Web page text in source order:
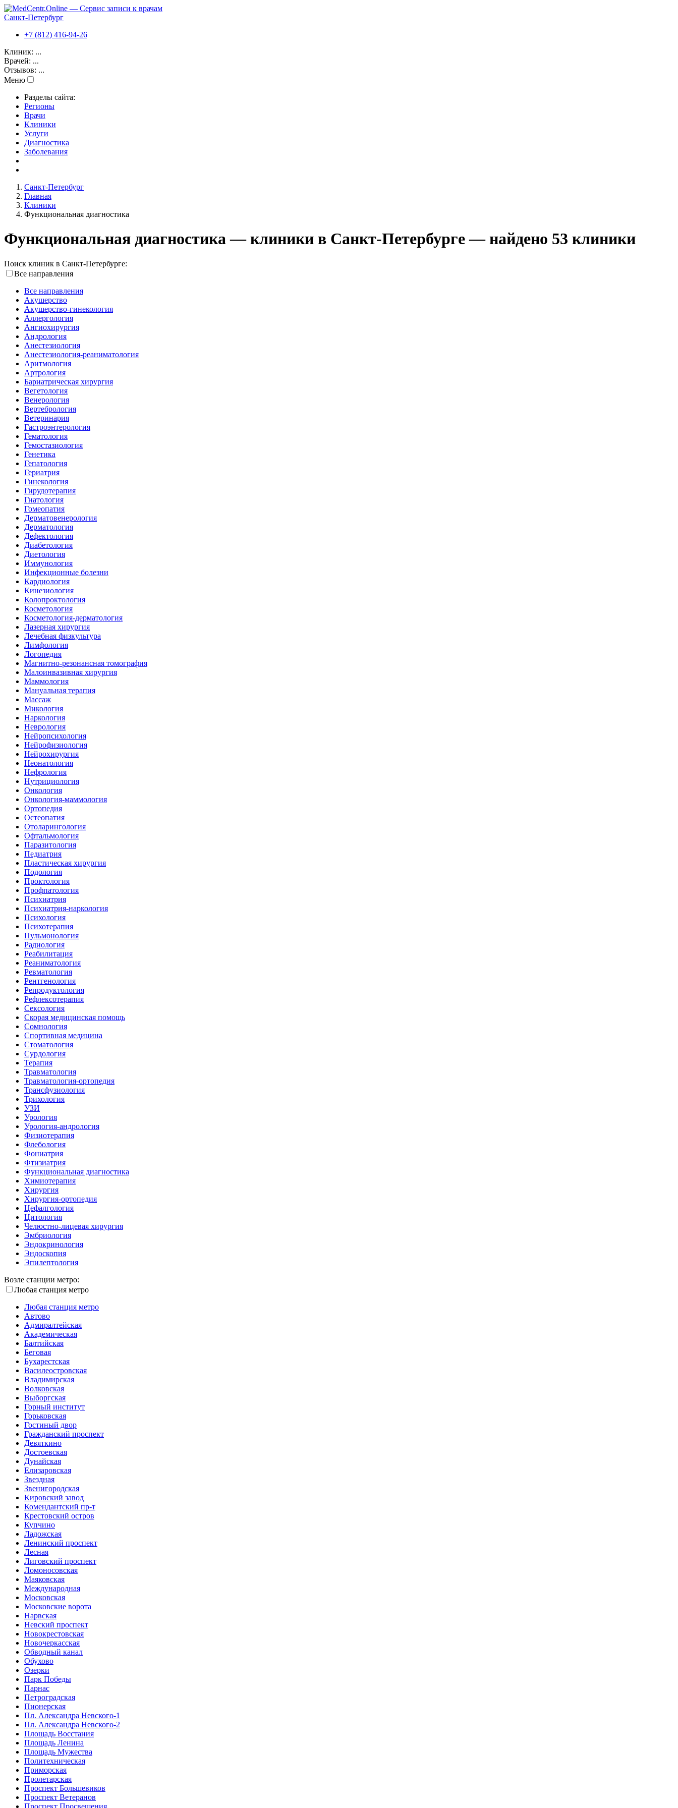
Санкт-Петербург
+7 (812) 416-94-26
Клиник: ...
Врачей: ...
Отзывов: ...
Меню
Разделы сайта:
Регионы
Врачи
Клиники
Услуги
Диагностика
Заболевания
Санкт-Петербург
Главная
Клиники
Функциональная диагностика
Функциональная диагностика — клиники в Санкт-Петербурге — найдено 53 клиники
Поиск клиник в Санкт-Петербурге:
Все направления
Все направления
Акушерство
Акушерство-гинекология
Аллергология
Ангиохирургия
Андрология
Анестезиология
Анестезиология-реаниматология
Аритмология
Артрология
Бариатрическая хирургия
Вегетология
Венерология
Вертебрология
Ветеринария
Гастроэнтерология
Гематология
Гемостазиология
Генетика
Гепатология
Гериатрия
Гинекология
Гирудотерапия
Гнатология
Гомеопатия
Дерматовенерология
Дерматология
Дефектология
Диабетология
Диетология
Иммунология
Инфекционные болезни
Кардиология
Кинезиология
Колопроктология
Косметология
Косметология-дерматология
Лазерная хирургия
Лечебная физкультура
Лимфология
Логопедия
Магнитно-резонансная томография
Малоинвазивная хирургия
Маммология
Мануальная терапия
Массаж
Микология
Наркология
Неврология
Нейропсихология
Нейрофизиология
Нейрохирургия
Неонатология
Нефрология
Нутрициология
Онкология
Онкология-маммология
Ортопедия
Остеопатия
Отоларингология
Офтальмология
Паразитология
Педиатрия
Пластическая хирургия
Подология
Проктология
Профпатология
Психиатрия
Психиатрия-наркология
Психология
Психотерапия
Пульмонология
Радиология
Реабилитация
Реаниматология
Ревматология
Рентгенология
Репродуктология
Рефлексотерапия
Сексология
Скорая медицинская помощь
Сомнология
Спортивная медицина
Стоматология
Сурдология
Терапия
Травматология
Травматология-ортопедия
Трансфузиология
Трихология
УЗИ
Урология
Урология-андрология
Физиотерапия
Флебология
Фониатрия
Фтизиатрия
Функциональная диагностика
Химиотерапия
Хирургия
Хирургия-ортопедия
Цефалгология
Цитология
Челюстно-лицевая хирургия
Эмбриология
Эндокринология
Эндоскопия
Эпилептология
Возле станции метро:
Любая станция метро
Любая станция метро
Автово
Адмиралтейская
Академическая
Балтийская
Беговая
Бухарестская
Василеостровская
Владимирская
Волковская
Выборгская
Горный институт
Горьковская
Гостиный двор
Гражданский проспект
Девяткино
Достоевская
Дунайская
Елизаровская
Звездная
Звенигородская
Кировский завод
Комендантский пр-т
Крестовский остров
Купчино
Ладожская
Ленинский проспект
Лесная
Лиговский проспект
Ломоносовская
Маяковская
Международная
Московская
Московские ворота
Нарвская
Невский проспект
Новокрестовская
Новочеркасская
Обводный канал
Обухово
Озерки
Парк Победы
Парнас
Петроградская
Пионерская
Пл. Александра Невского-1
Пл. Александра Невского-2
Площадь Восстания
Площадь Ленина
Площадь Мужества
Политехническая
Приморская
Пролетарская
Проспект Большевиков
Проспект Ветеранов
Проспект Просвещения